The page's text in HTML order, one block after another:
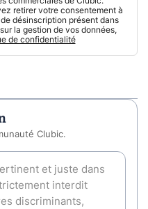
retirer votre consentement à
désinscription présent dans
la gestion de vos données,
de confidentialité
Clubic.